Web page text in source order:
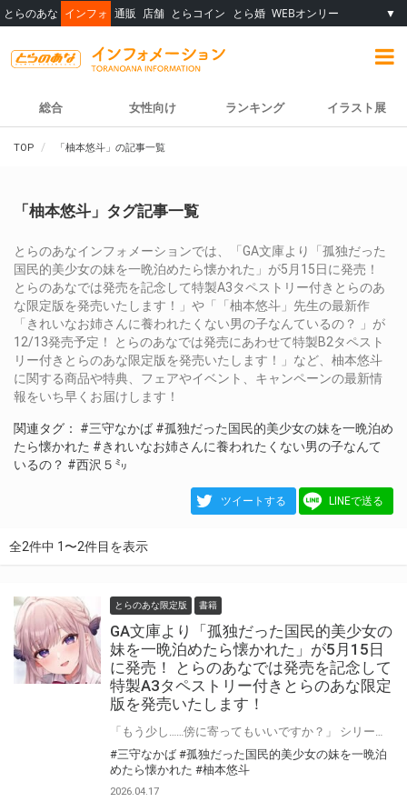
とらのあな インフォ 通販 店舗 とらコイン とら婚 WEBオンリー ▼
総合 女性向け ランキング イラスト展
TOP 「柚本悠斗」の記事一覧
「柚本悠斗」タグ記事一覧
とらのあなインフォメーションでは、「GA文庫より「孤独だった
国民的美少女の妹を一晩泊めたら懐かれた」が5月15日に発売！
とらのあなでは発売を記念して特製A3タペストリー付きとらのあ
な限定版を発売いたします！」や「「柚本悠斗」先生の最新作
「きれいなお姉さんに養われたくない男の子なんているの？ 」が
12/13発売予定！ とらのあなでは発売にあわせて特製B2タペスト
リー付きとらのあな限定版を発売いたします！」など、柚本悠斗
に関する商品や特典、フェアやイベント、キャンペーンの最新情
報をいち早くお届けします！
関連タグ： #三守なかば #孤独だった国民的美少女の妹を一晩泊め
たら懐かれた #きれいなお姉さんに養われたくない男の子なんて
いるの？ #西沢５㍉
ツイートする LINEで送る
全2件中 1〜2件目を表示
とらのあな限定版 書籍
GA文庫より「孤独だった国民的美少女の
妹を一晩泊めたら懐かれた」が5月15日
に発売！ とらのあなでは発売を記念して
特製A3タペストリー付きとらのあな限定
版を発売いたします！
#三守なかば #孤独だった国民的美少女の妹を一晩泊
めたら懐かれた #柚本悠斗
2026.04.17